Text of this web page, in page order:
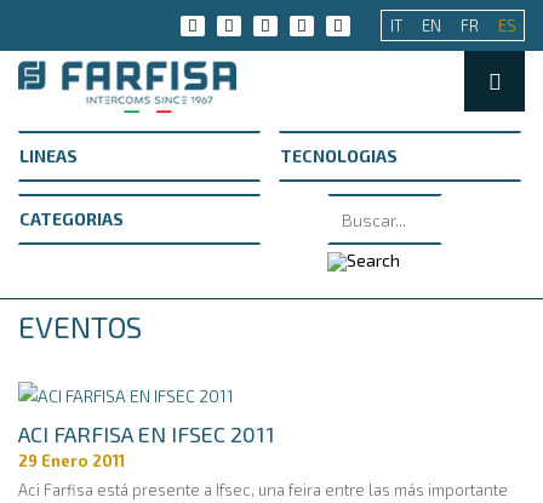
IT EN FR ES
EVENTOS
ACI FARFISA EN IFSEC 2011
29 Enero 2011
Aci Farfisa está presente a Ifsec, una feira entre las más importante